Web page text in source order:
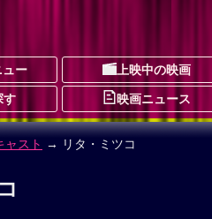
ュー 上映中の映画
す 映画ニュース
ャスト → リタ・ミツコ